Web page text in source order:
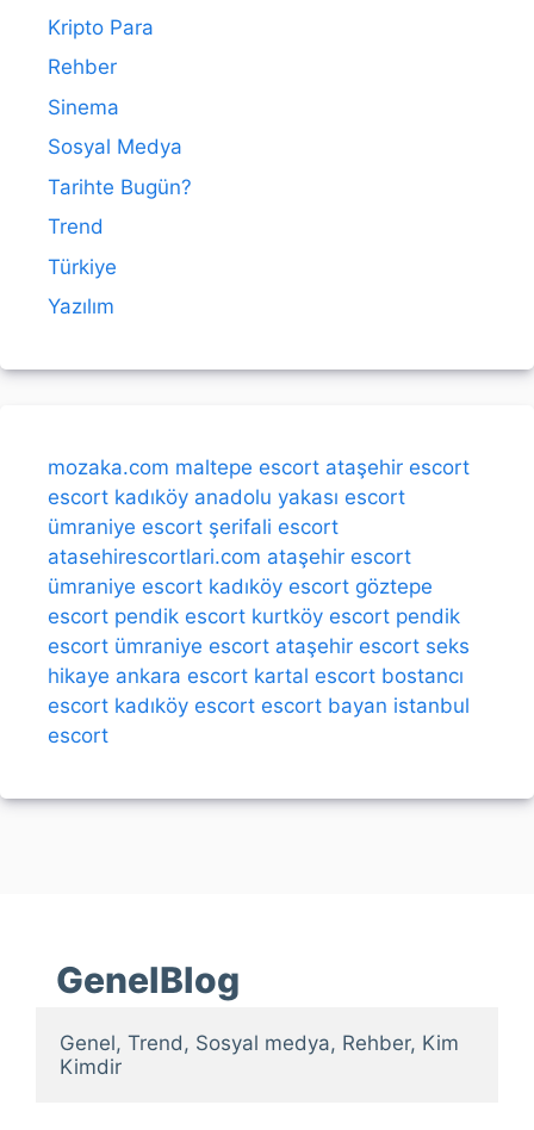
Kripto Para
Rehber
Sinema
Sosyal Medya
Tarihte Bugün?
Trend
Türkiye
Yazılım
mozaka.com maltepe escort ataşehir escort
escort kadıköy anadolu yakası escort
ümraniye escort şerifali escort
atasehirescortlari.com ataşehir escort
ümraniye escort kadıköy escort göztepe
escort pendik escort kurtköy escort pendik
escort ümraniye escort ataşehir escort seks
hikaye ankara escort kartal escort bostancı
escort kadıköy escort escort bayan istanbul
escort
GenelBlog
Genel, Trend, Sosyal medya, Rehber, Kim
Kimdir